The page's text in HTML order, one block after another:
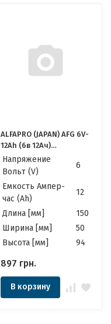
ALFAPRO (JAPAN) AFG 6V-
12Ah (6в 12Ач)
Аккумулятор
Напряжение
Вольт (V)
6
Емкость Ампер-
час (Ah)
12
Длина [мм]
150
Ширина [мм]
50
Высота [мм]
94
897 грн.
В корзину